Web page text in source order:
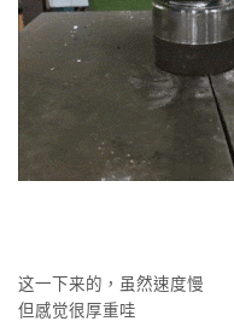
这一下来的，虽然速度慢
但感觉很厚重哇